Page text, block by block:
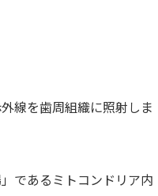
線を歯周組織に照射しま
であるミトコンドリア内